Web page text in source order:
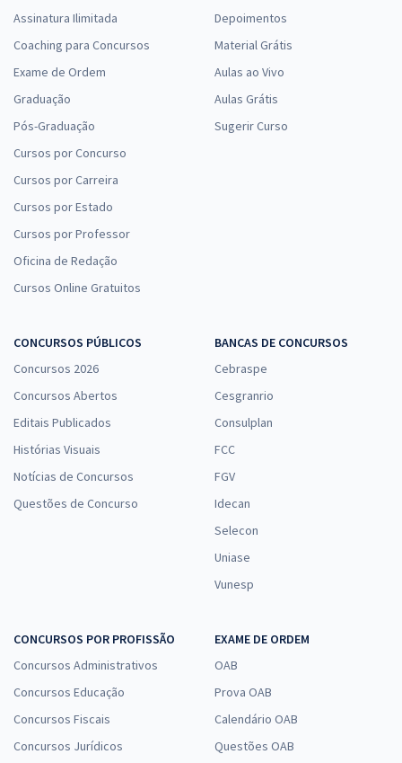
Assinatura Ilimitada
Coaching para Concursos
Exame de Ordem
Graduação
Pós-Graduação
Cursos por Concurso
Cursos por Carreira
Cursos por Estado
Cursos por Professor
Oficina de Redação
Cursos Online Gratuitos
Depoimentos
Material Grátis
Aulas ao Vivo
Aulas Grátis
Sugerir Curso
CONCURSOS PÚBLICOS
Concursos 2026
Concursos Abertos
Editais Publicados
Histórias Visuais
Notícias de Concursos
Questões de Concurso
BANCAS DE CONCURSOS
Cebraspe
Cesgranrio
Consulplan
FCC
FGV
Idecan
Selecon
Uniase
Vunesp
CONCURSOS POR PROFISSÃO
Concursos Administrativos
Concursos Educação
Concursos Fiscais
Concursos Jurídicos
EXAME DE ORDEM
OAB
Prova OAB
Calendário OAB
Questões OAB